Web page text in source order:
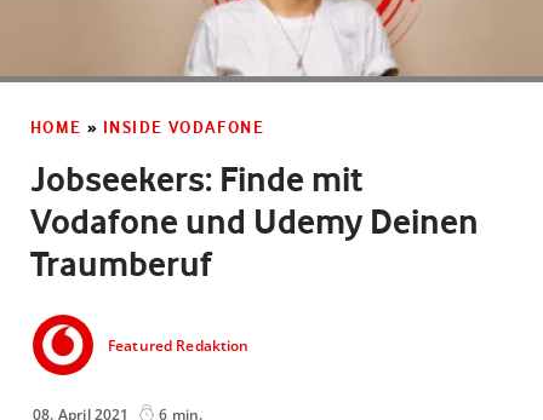
HOME » INSIDE VODAFONE
Jobseekers: Finde mit
Vodafone und Udemy Deinen
Traumberuf
Featured Redaktion
08. April 2021 6 min.